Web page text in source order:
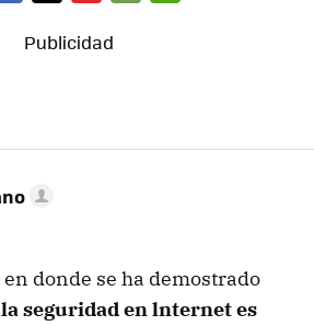
MAIL
donde se ha demostrado
la seguridad en lnternet es